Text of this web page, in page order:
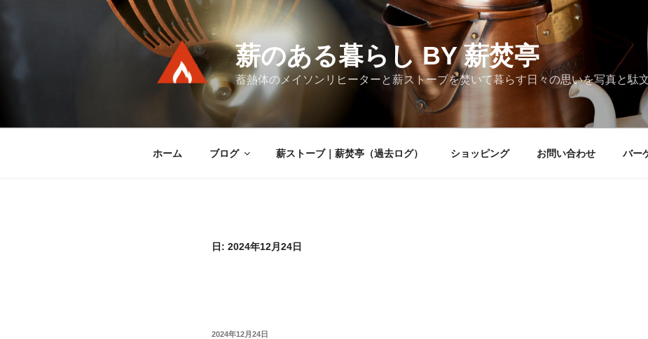
キ
薪のある暮らし BY 薪焚亭
蓄熱体のメイソンリヒーターと薪ストーブを焚いて暮らす日々の思いを写真と駄
ホーム ブログ 薪ストーブ｜薪焚亭（過去ログ） ショッピング お問い合わせ バー
日: 2024年12月24日
投
2024年12月24日